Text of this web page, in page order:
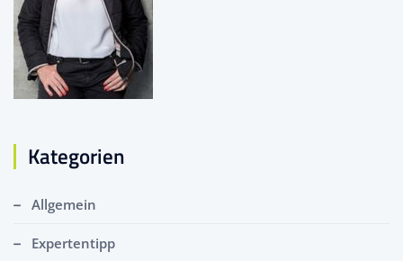
Kategorien
Allgemein
Expertentipp